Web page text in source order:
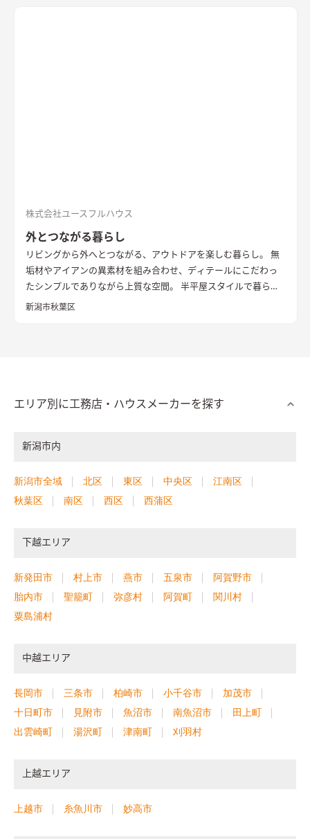
株式会社ユースフルハウス
外とつながる暮らし
リビングから外へとつながる、アウトドアを楽しむ暮らし。 無
垢材やアイアンの異素材を組み合わせ、ディテールにこだわっ
たシンプルでありながら上質な空間。 半平屋スタイルで暮らし
の動線にもこだわりました。
新潟市秋葉区
エリア別に工務店・ハウスメーカーを探す
新潟市内
新潟市全域 北区 東区 中央区
江南区
秋葉区
南区 西区 西蒲区
下越エリア
新発田市 村上市 燕市 五泉市
阿賀野市
胎内市
聖籠町 弥彦村 阿賀町
関川村
粟島浦村
中越エリア
長岡市 三条市 柏崎市 小千谷市
加茂市
十日町市
見附市 魚沼市 南魚沼市
田上町
出雲崎町
湯沢町 津南町 刈羽村
上越エリア
上越市 糸魚川市 妙高市